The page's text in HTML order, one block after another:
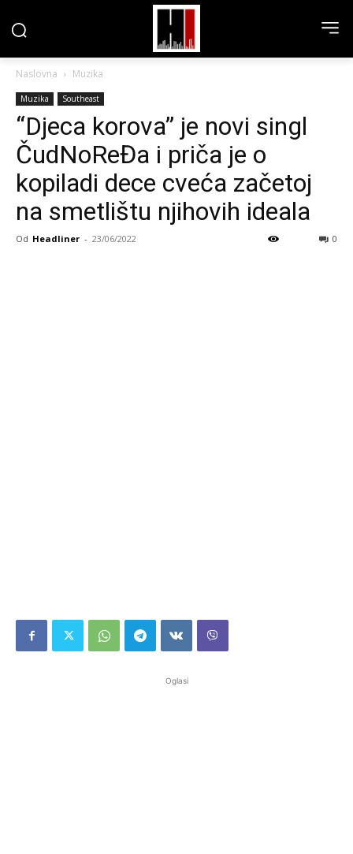
Naslovna Muzika
Muzika Southeast
“Djeca korova” je novi singl
ČudNoReĐa i priča je o
kopiladi dece cveća začetoj
na smetlištu njihovih ideala
Od Headliner - 23/06/2022 0
Oglasi